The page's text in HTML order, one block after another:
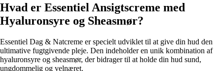
Hvad er Essentiel Ansigtscreme med
Hyaluronsyre og Sheasmør?
Essentiel Dag & Natcreme er specielt udviklet til at give din hud den
ultimative fugtgivende pleje. Den indeholder en unik kombination af
hyaluronsyre og sheasmør, der bidrager til at holde din hud sund,
ungdommelig og velnæret.